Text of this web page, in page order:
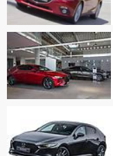
średniej. Ma
tego auto jest
trafiła do salonów
w salonach